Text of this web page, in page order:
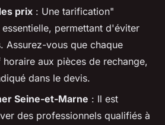
prix : Une tarification"
permettant d'éviter
Assurez-vous que chaque
aux pièces de rechange,
dans le devis.
Seine-et-Marne : Il est
des professionnels qualifiés à